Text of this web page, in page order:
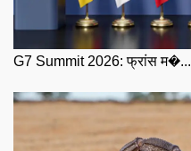
G7 Summit 2026: फ्रांस म�...